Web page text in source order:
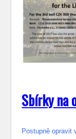
Sbírky na
Postupně opravit